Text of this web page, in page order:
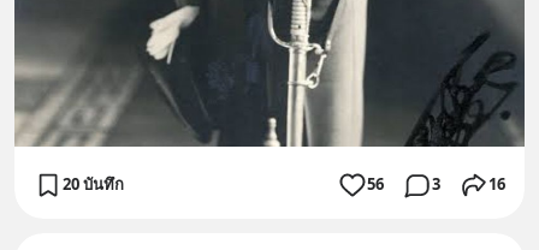
20 บันทึก 56 3 16